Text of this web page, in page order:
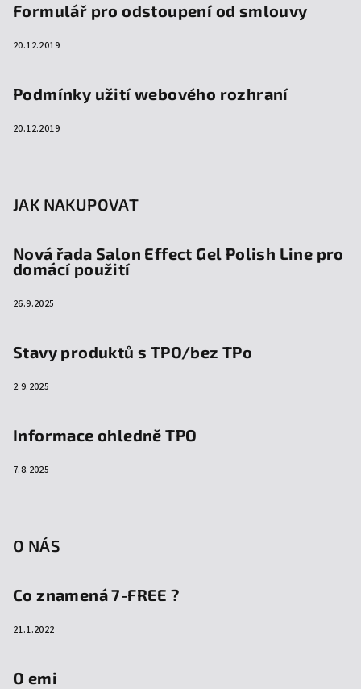
Formulář pro odstoupení od smlouvy
20.12.2019
Podmínky užití webového rozhraní
20.12.2019
JAK NAKUPOVAT
Nová řada Salon Effect Gel Polish Line pro
domácí použití
26.9.2025
Stavy produktů s TPO/bez TPo
2.9.2025
Informace ohledně TPO
7.8.2025
O NÁS
Co znamená 7-FREE ?
21.1.2022
O emi